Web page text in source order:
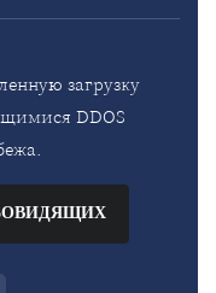
загрузку
DDOS